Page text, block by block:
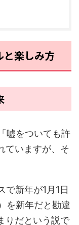
と楽しみ方
嘘をついても許
ていますが、そ
で新年が1月1日
を新年だと勘違
りだという説で